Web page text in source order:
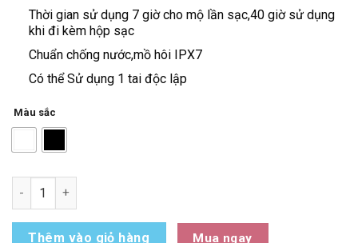
Thời gian sử dụng 7 giờ cho mộ lần sạc,40 giờ sử dụng
khi đi kèm hộp sạc
Chuẩn chống nước,mồ hôi IPX7
Có thể Sử dụng 1 tai độc lập
Màu sắc
Thêm vào giỏ hàng Mua ngay